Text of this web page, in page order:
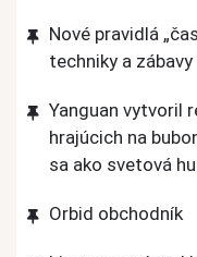
Nové pravidlá
techniky a zábavy
Yanguan vytvoril
hrajúcich na
sa ako svetová
Orbid obchodník